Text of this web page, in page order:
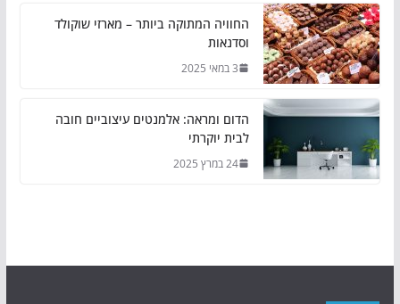
החוויה המתוקה ביותר – מארזי שוקולד
וסדנאות
3 במאי 2025
הדום ומראה: אלמנטים עיצוביים חובה
לבית יוקרתי
24 במרץ 2025